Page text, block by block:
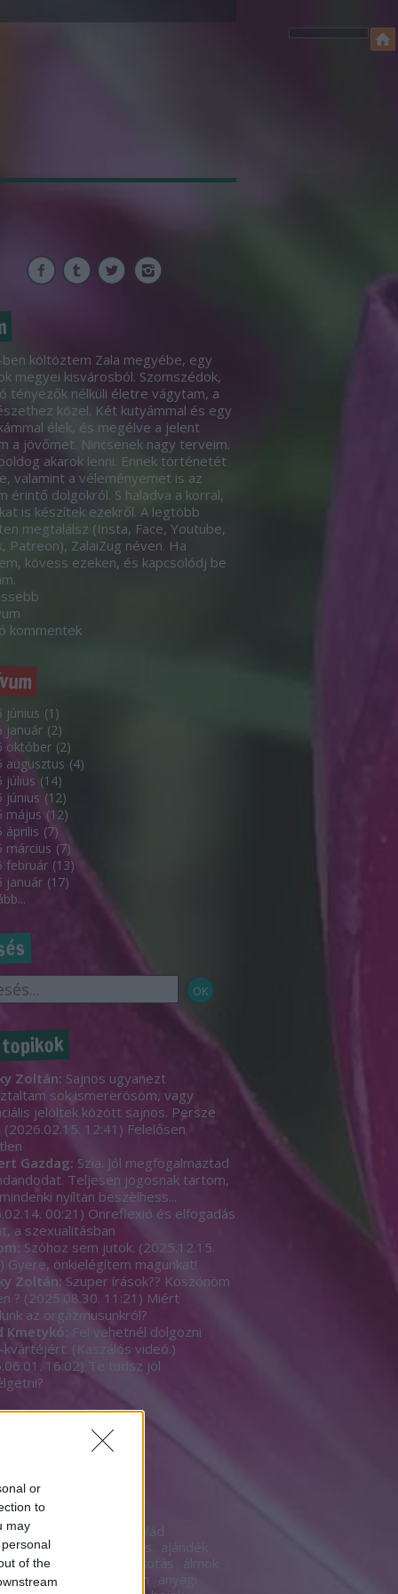
or
to
may
of the
költöztem Zala megyébe, egy
megyei kisvárosból. Szomszédok,
tényezők nélküli életre vágytam, a
közel. Két kutyámmal és egy
élek, és megélve a jelent
a jövőmet. Nincsenek nagy terveim.
akarok lenni. Ennek történetét
valamint a véleményemet is az
érintő dolgokról. S haladva a korral,
is készítek ezekről. A legtöbb
megtalálsz (Insta, Face, Youtube,
Patreon), ZalaiZug néven. Ha
kövess ezeken, és kapcsolódj be
kommentek
június (1 )
január (2)
október (2)
augusztus (4)
július (14)
június (12)
május (12)
április (7)
március (7)
február (13)
január (17)
...
Zoltán: Sajnos ugyanezt
sok ismererösöm, vagy
jelöltek között sajnos. Persze
(2026.02.15. 12:41 ) Felelősen
Gazdag: Szia. Jól megfogalmaztad
Teljesen jogosnak tartom,
nyíltan beszèlhess...
00:21 ) Önreflexió és elfogadás
a szexualitásban
Szóhoz sem jutok. (2025.12.15.
) Gyere, önkielégítem magunkat!
Zoltán: Szuper írások?? Köszönöm
? (2025.08.30. 11:21 ) Miért
az orgazmusunkról?
Kmetykó: Fel vehetnél dolgozni
(Kaszálós videó.)
16:02) Te tudsz jól
18
acsaládazcsalád
agyalás ajándék
akarat alkotás álmok
alternatíva anonim anyagi